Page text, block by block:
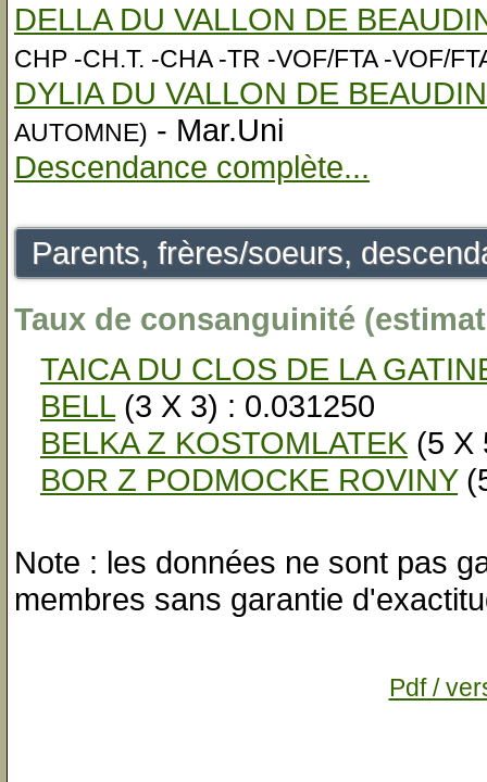
DELLA DU VALLON DE
CHP -CH.T. -CHA -TR -VOF/FTA -VOF/
DYLIA DU VALLON DE
AUTOMNE) - Mar.Uni
Descendance complète...
Parents, frères/soeurs,
Taux de consanguinité
TAICA DU CLOS DE LA
BELL(3 X 3) : 0.031250
BELKA Z KOSTOMLATEK (5 X
BOR Z PODMOCKE ROVINY
Note : les données ne sont pas
membres sans garantie
Pdf /